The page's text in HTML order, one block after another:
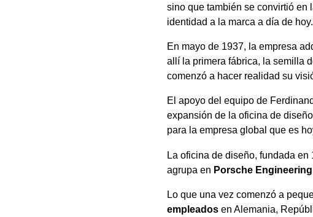
sino que también se convirtió en
identidad a la marca a día de hoy.
En mayo de 1937, la empresa
allí la primera fábrica, la semilla
comenzó a hacer realidad su
El apoyo del equipo de
expansión de la oficina de
para la empresa global que es
La oficina de diseño, fundada
agrupa en Porsche
Lo que una vez comenzó a
empleados en Alemania,